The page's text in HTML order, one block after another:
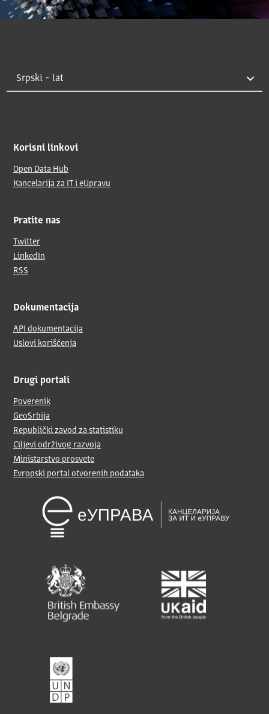
Korisni linkovi
Open Data Hub
Kancelarija za IT i eUpravu
Pratite nas
Twitter
LinkedIn
RSS
Dokumentacija
API dokumentacija
Uslovi korišćenja
Drugi portali
Poverenik
GeoSrbija
Republički zavod za statistiku
Ciljevi održivog razvoja
Ministarstvo prosvete
Evropski portal otvorenih podataka